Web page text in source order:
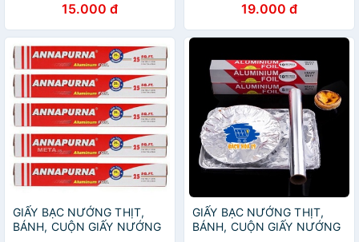
15.000 đ 19.000 đ
GIẤY BẠC NƯỚNG THỊT,
BÁNH, CUỘN GIẤY NƯỚNG
GIẤY BẠC NƯỚNG THỊT,
BÁNH, CUỘN GIẤY NƯỚNG